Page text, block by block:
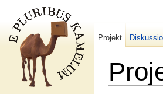
Projekt